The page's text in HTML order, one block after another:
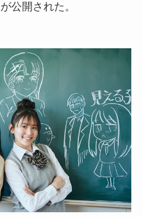
公開された。